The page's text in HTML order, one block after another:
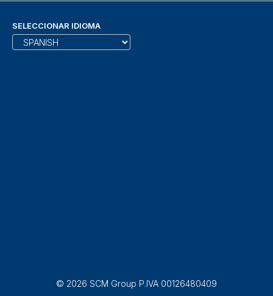
SELECCIONAR IDIOMA
© 2026 SCM Group P.IVA 00126480409